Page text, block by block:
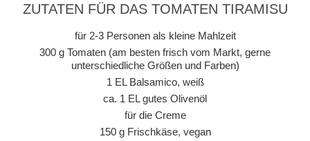
ZUTATEN FÜR DAS TOMATEN TIRAMISU
für 2-3 Personen als kleine Mahlzeit
300 g Tomaten (am besten frisch vom Markt, gerne
unterschiedliche Größen und Farben)
1 EL Balsamico, weiß
ca. 1 EL gutes Olivenöl
für die Creme
150 g Frischkäse, vegan